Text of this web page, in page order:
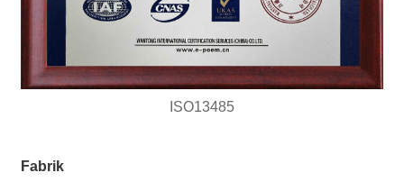
ISO13485
Fabrik